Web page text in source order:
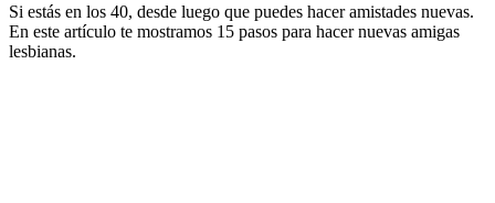
Si estás en los 40, desde luego que puedes hacer amistades nuevas.
En este artículo te mostramos 15 pasos para hacer nuevas amigas
lesbianas.